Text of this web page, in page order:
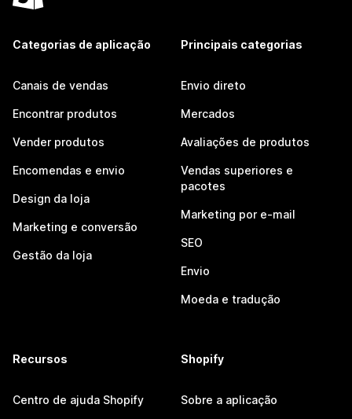
Categorias de aplicação
Canais de vendas
Encontrar produtos
Vender produtos
Encomendas e envio
Design da loja
Marketing e conversão
Gestão da loja
Principais categorias
Envio direto
Mercados
Avaliações de produtos
Vendas superiores e
pacotes
Marketing por e-mail
SEO
Envio
Moeda e tradução
Recursos
Centro de ajuda Shopify
Shopify
Sobre a aplicação